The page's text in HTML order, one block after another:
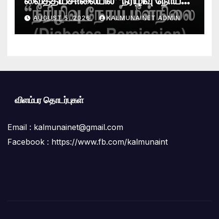
மீள்நிலை (Diabetes Remission)
கிளினிக்” வெற்றிகரமாக ஆரம்பம்
AUGUST 5, 2026 KALMUNAINET ADMIN
விளம்பர தொடர்புகள்
Email : kalmunainet@gmail.com
Facebook : https://www.fb.com/kalmunaint